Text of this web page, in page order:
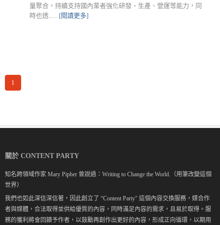
量聚合，持續支持國內業者強化研發、生產、營運等能力，同
時也透...... [閱讀更多]
1
關於 CONTENT PARTY
知名跨領域作家 Mary Pipher 曾說過：Writing to Change the World.（用筆改變這個
世界）
我們也如此深信深信著，因此創立了 “Content Party" 這個內容交換服務，媒合作
者與媒體，合法取得並供給優質的內容，同時滿足內容的需求，且易於取得。服
務的獲利將會回饋予作者，以鼓勵再創作出更好的內容，形成正向循環，以期用